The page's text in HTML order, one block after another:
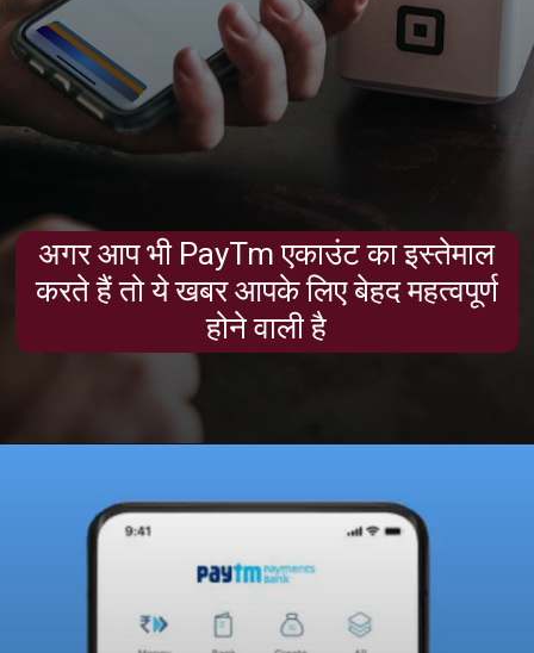
अगर आप भी PayTm एकाउंट का इस्तेमाल
करते हैं तो ये खबर आपके लिए बेहद महत्वपूर्ण
होने वाली है